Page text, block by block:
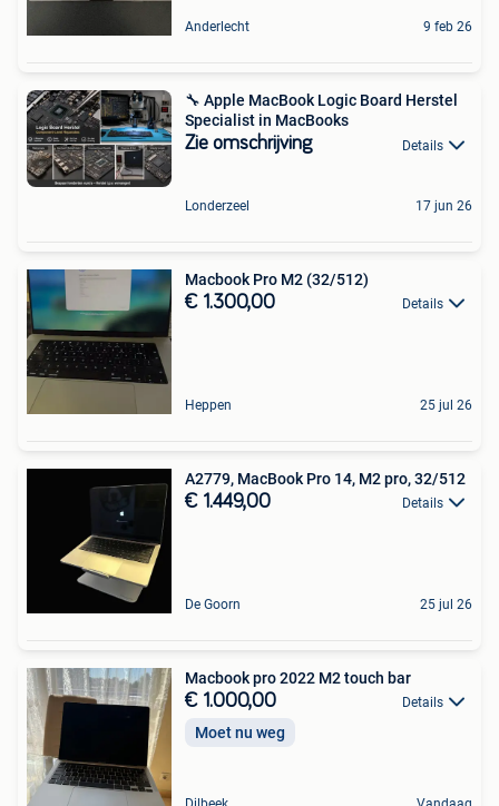
Anderlecht 9 feb 26
🔧 Apple MacBook Logic Board Herstel
Specialist in MacBooks
Zie omschrijving Details
Londerzeel 17 jun 26
Macbook Pro M2 (32/512)
€ 1.300,00 Details
Heppen 25 jul 26
A2779, MacBook Pro 14, M2 pro, 32/512
€ 1.449,00 Details
De Goorn 25 jul 26
Macbook pro 2022 M2 touch bar
€ 1.000,00 Details
Moet nu weg